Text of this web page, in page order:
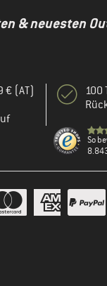
& neuesten
€ (AT)
100
So